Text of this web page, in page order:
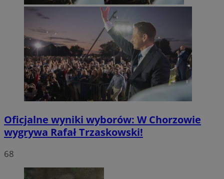
Oficjalne wyniki wyborów: W Chorzowie
wygrywa Rafał Trzaskowski!
68